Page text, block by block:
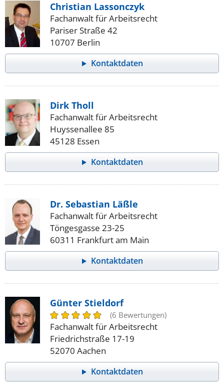
Christian Lassonczyk
Fachanwalt für Arbeitsrecht
Pariser Straße 42
10707 Berlin
Kontaktdaten
Dirk Tholl
Fachanwalt für Arbeitsrecht
Huyssenallee 85
45128 Essen
Kontaktdaten
Dr. Sebastian Läßle
Fachanwalt für Arbeitsrecht
Töngesgasse 23-25
60311 Frankfurt am Main
Kontaktdaten
Günter Stieldorf
(6 Bewertungen)
Fachanwalt für Arbeitsrecht
Friedrichstraße 17-19
52070 Aachen
Kontaktdaten